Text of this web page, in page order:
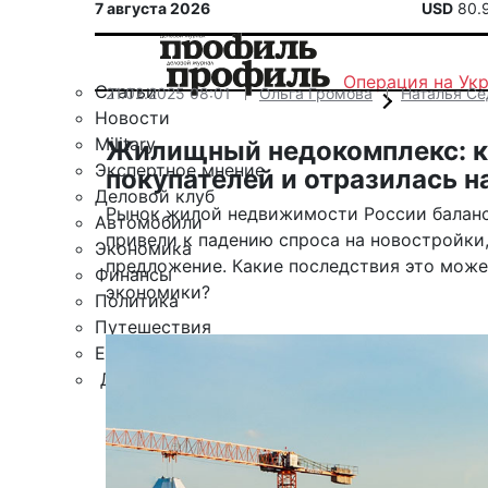
7 августа 2026 USD
Статьи
Новости
Military
Экспертное мнение
Деловой клуб
Автомобили
Экономика
Финансы
Политика
Путешествия
ЕАЭС
Другие рубрики
Календарь событий
Зарубежье
Операция на
21.02.2025 08:01 Ольга Громова Наталья
Жилищный недокомплекс:
покупателей и отразилась
Рынок жилой недвижимости России
привели к падению спроса на
предложение. Какие последствия это
экономики?